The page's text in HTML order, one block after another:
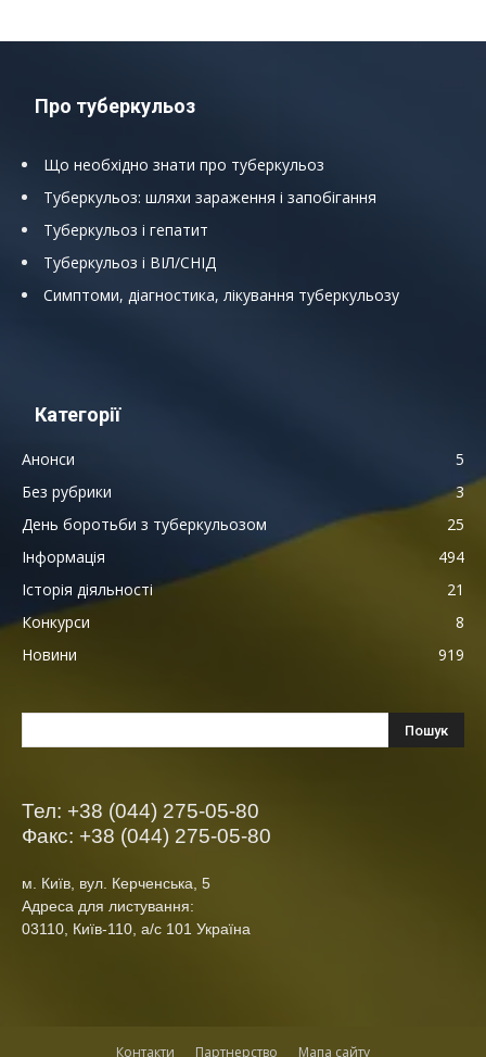
Про туберкульоз
Що необхідно знати про туберкульоз
Туберкульоз: шляхи зараження і запобігання
Туберкульоз і гепатит
Туберкульоз і ВІЛ/СНІД
Симптоми, діагностика, лікування туберкульозу
Категорії
Анонси
5
Без рубрики
3
День боротьби з туберкульозом
25
Інформація
494
Історія діяльності
21
Конкурси
8
Новини
919
Тел: +38 (044) 275-05-80
Факс: +38 (044) 275-05-80
м. Київ, вул. Керченська, 5
Адреса для листування:
03110, Київ-110, а/с 101 Україна
Контакти Партнерство Мапа сайту